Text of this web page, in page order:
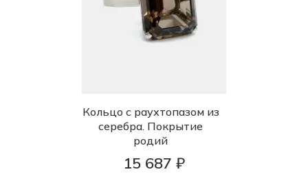
Кольцо с раухтопазом из
серебра. Покрытие
родий
15 687 ₽